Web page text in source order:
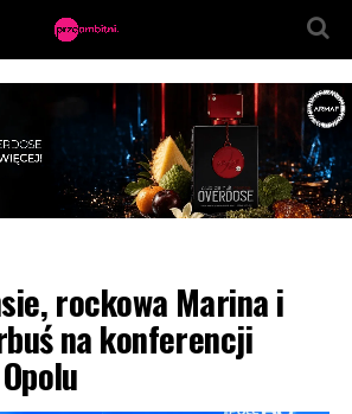
rockowa Marina i
na konferencji